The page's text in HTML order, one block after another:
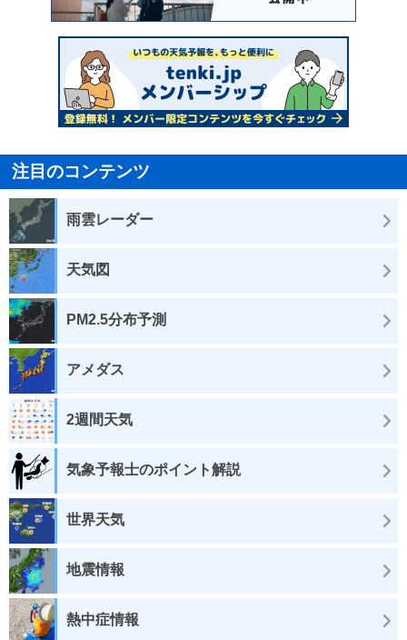
注目のコンテンツ
雨雲レーダー
天気図
PM2.5分布予測
アメダス
2週間天気
気象予報士のポイント解説
世界天気
地震情報
熱中症情報